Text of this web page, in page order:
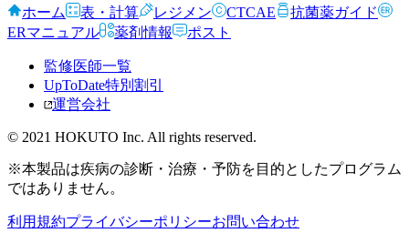
ホーム
表・計算 レジメン CTCAE
抗菌薬ガイド
ERマニュアル
薬剤情報 ポスト
監修医師一覧
UpToDate特別割引
運営会社
© 2021 HOKUTO Inc. All rights reserved.
※本製品は疾病の診断・治療・予防を目的としたプログラム
ではありません。
利用規約プライバシーポリシーお問い合わせ